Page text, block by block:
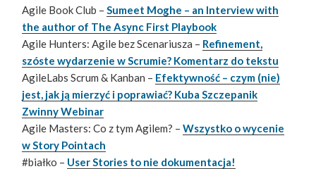
Agile Book Club – Sumeet Moghe – an Interview with
the author of The Async First Playbook
Agile Hunters: Agile bez Scenariusza – Refinement,
szóste wydarzenie w Scrumie? Komentarz do tekstu
AgileLabs Scrum & Kanban – Efektywność – czym (nie)
jest, jak ją mierzyć i poprawiać? Kuba Szczepanik
Zwinny Webinar
Agile Masters: Co z tym Agilem? –Wszystko o wycenie
w Story Pointach
#białko – User Stories to nie dokumentacja!